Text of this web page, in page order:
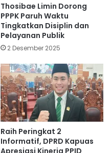
Thosibae Limin Dorong
PPPK Paruh Waktu
Tingkatkan Disiplin dan
Pelayanan Publik
2 Desember 2025
Raih Peringkat 2
Informatif, DPRD Kapuas
Apresiasi Kinerja PPID